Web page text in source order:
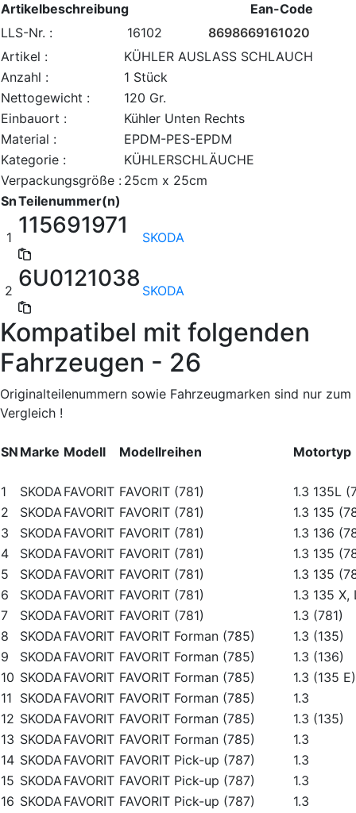
Artikelbeschreibung
Ean-Code
LLS-Nr. :
16102
8698669161020
Artikel :
KÜHLER AUSLASS SCHLAUCH
Anzahl :
1 Stück
Nettogewicht :
120 Gr.
Einbauort :
Kühler Unten Rechts
Material :
EPDM-PES-EPDM
Kategorie :
KÜHLERSCHLÄUCHE
Verpackungsgröße : 25cm x 25cm
SnTeilenummer(n)
1 115691971 SKODA
2 6U0121038 SKODA
Kompatibel mit folgenden
Fahrzeugen - 26
Originalteilenummern sowie Fahrzeugmarken sind nur zum
Vergleich !
SN Marke Modell Modellreihen Motortyp
1 SKODAFAVORIT FAVORIT (781)
1.3 135L
2
SKODAFAVORIT FAVORIT (781)
1.3 135
3
SKODAFAVORIT FAVORIT (781)
1.3 136
4
SKODAFAVORIT FAVORIT (781)
1.3 135
5
SKODAFAVORIT FAVORIT (781)
1.3 135
6
SKODAFAVORIT FAVORIT (781)
1.3 135 X,
7
SKODAFAVORIT FAVORIT (781)
1.3 (781)
8
SKODAFAVORIT FAVORIT Forman (785)
1.3 (135)
9
SKODAFAVORIT FAVORIT Forman (785)
1.3 (136)
10 SKODAFAVORIT FAVORIT Forman (785)
1.3 (135 E)
11 SKODAFAVORIT FAVORIT Forman (785)
1.3
12 SKODAFAVORIT FAVORIT Forman (785)
1.3 (135)
13 SKODAFAVORIT FAVORIT Forman (785)
1.3
14 SKODAFAVORIT FAVORIT Pick-up (787)
1.3
15 SKODAFAVORIT FAVORIT Pick-up (787)
1.3
16 SKODAFAVORIT FAVORIT Pick-up (787)
1.3